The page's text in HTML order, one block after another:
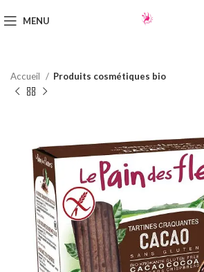
MENU
Accueil Produits cosmétiques bio